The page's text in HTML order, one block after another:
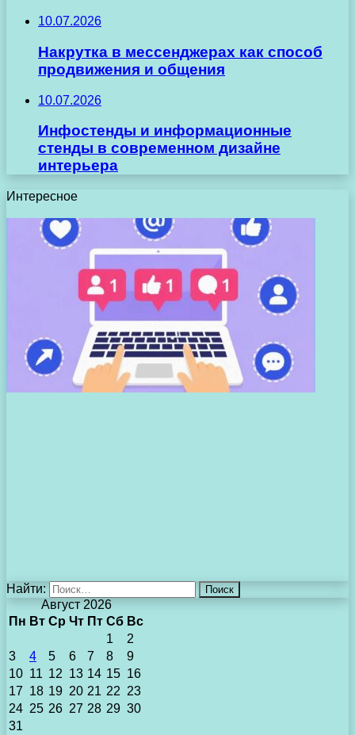
10.07.2026
Накрутка в мессенджерах как способ
продвижения и общения
10.07.2026
Инфостенды и информационные
стенды в современном дизайне
интерьера
Интересное
Найти:
Август 2026
Пн Вт Ср Чт Пт Сб Вс
1
2
3
4 5 6 7 8
9
10 11 12 13 14 15 16
17 18 19 20 21 22 23
24 25 26 27 28 29 30
31